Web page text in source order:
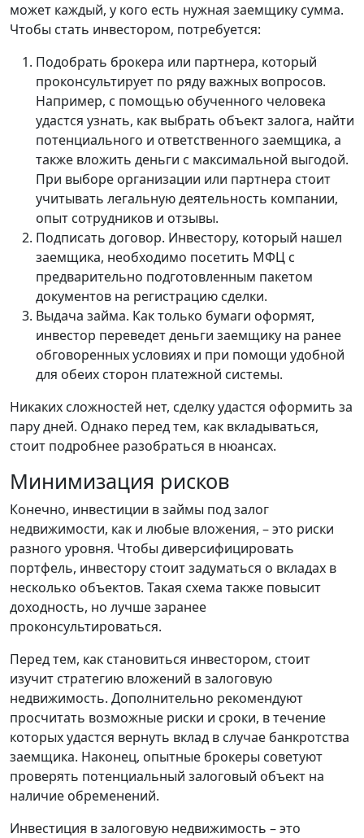
может каждый, у кого есть нужная заемщику сумма.
Чтобы стать инвестором, потребуется:
Подобрать брокера или партнера, который
проконсультирует по ряду важных вопросов.
Например, с помощью обученного человека
удастся узнать, как выбрать объект залога, найти
потенциального и ответственного заемщика, а
также вложить деньги с максимальной выгодой.
При выборе организации или партнера стоит
учитывать легальную деятельность компании,
опыт сотрудников и отзывы.
Подписать договор. Инвестору, который нашел
заемщика, необходимо посетить МФЦ с
предварительно подготовленным пакетом
документов на регистрацию сделки.
Выдача займа. Как только бумаги оформят,
инвестор переведет деньги заемщику на ранее
обговоренных условиях и при помощи удобной
для обеих сторон платежной системы.
Никаких сложностей нет, сделку удастся оформить за
пару дней. Однако перед тем, как вкладываться,
стоит подробнее разобраться в нюансах.
Минимизация рисков
Конечно, инвестиции в займы под залог
недвижимости, как и любые вложения, – это риски
разного уровня. Чтобы диверсифицировать
портфель, инвестору стоит задуматься о вкладах в
несколько объектов. Такая схема также повысит
доходность, но лучше заранее
проконсультироваться.
Перед тем, как становиться инвестором, стоит
изучит стратегию вложений в залоговую
недвижимость. Дополнительно рекомендуют
просчитать возможные риски и сроки, в течение
которых удастся вернуть вклад в случае банкротства
заемщика. Наконец, опытные брокеры советуют
проверять потенциальный залоговый объект на
наличие обременений.
Инвестиция в залоговую недвижимость – это